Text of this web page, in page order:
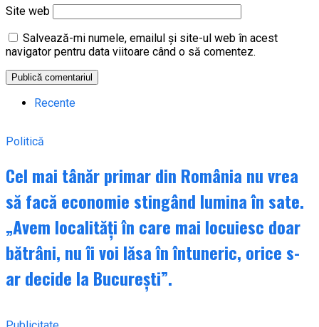
Site web
Salvează-mi numele, emailul și site-ul web în acest
navigator pentru data viitoare când o să comentez.
Recente
Politică
Cel mai tânăr primar din România nu vrea
să facă economie stingând lumina în sate.
„Avem localități în care mai locuiesc doar
bătrâni, nu îi voi lăsa în întuneric, orice s-
ar decide la București”.